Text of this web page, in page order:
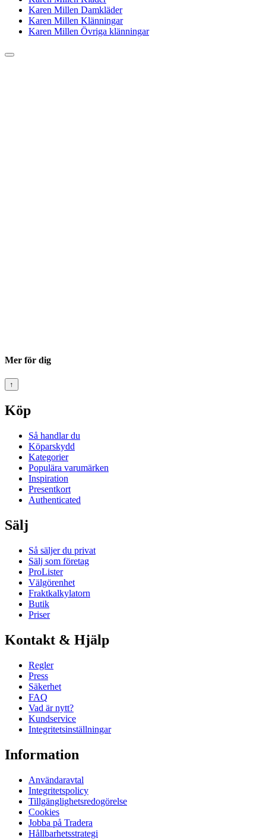
Karen Millen Damkläder
Karen Millen Klänningar
Karen Millen Övriga klänningar
Mer för dig
↑
Köp
Så handlar du
Köparskydd
Kategorier
Populära varumärken
Inspiration
Presentkort
Authenticated
Sälj
Så säljer du privat
Sälj som företag
ProLister
Välgörenhet
Fraktkalkylatorn
Butik
Priser
Kontakt & Hjälp
Regler
Press
Säkerhet
FAQ
Vad är nytt?
Kundservice
Integritetsinställningar
Information
Användaravtal
Integritetspolicy
Tillgänglighetsredogörelse
Cookies
Jobba på Tradera
Hållbarhetsstrategi